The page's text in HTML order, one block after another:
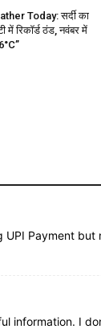
Today: सर्दी का
में रिकॉर्ड ठंड, नवंबर में
Payment
information. I